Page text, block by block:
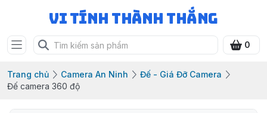
Vi Tính Thành Thắng
0
Trang chủ Camera An Ninh
Đế - Giá Đỡ Camera
Đế camera 360 độ